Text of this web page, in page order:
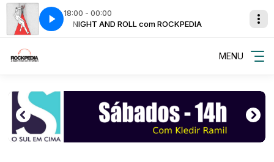
18:00 - 00:00
NIGHT AND ROLL com ROCKPEDIA
MEIO AMARGO - Cão Bravo
MENU